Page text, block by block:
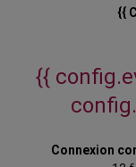
{{
{{
Connexion